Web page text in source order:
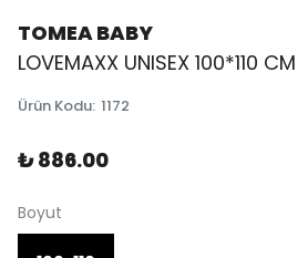
TOMEA BABY
LOVEMAXX UNISEX 100*110 CM
Ürün Kodu: 1172
₺ 886.00
Boyut